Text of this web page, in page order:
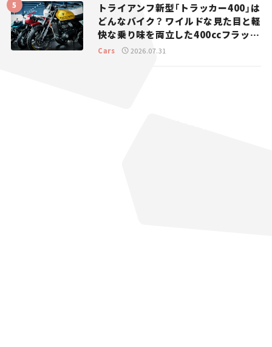
トライアンフ新型「トラッカー400」は
どんなバイク？ ワイルドな見た目と軽
快な乗り味を両立した400ccフラット
トラッカー【試乗レビュー】
Cars 2026.07.31